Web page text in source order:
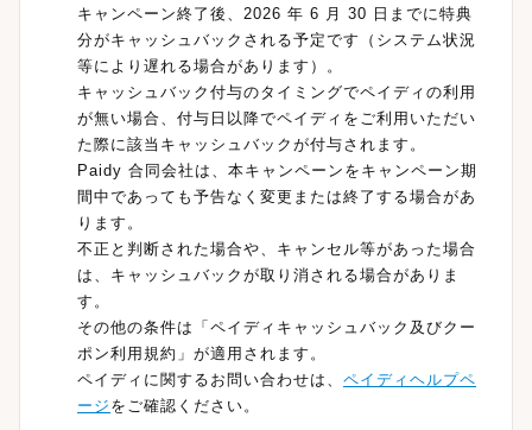
キャンペーン終了後、2026 年 6 月 30 日までに特典
分がキャッシュバックされる予定です（システム状況
等により遅れる場合があります）。
キャッシュバック付与のタイミングでペイディの利用
が無い場合、付与日以降でペイディをご利用いただい
た際に該当キャッシュバックが付与されます。
Paidy 合同会社は、本キャンペーンをキャンペーン期
間中であっても予告なく変更または終了する場合があ
ります。
不正と判断された場合や、キャンセル等があった場合
は、キャッシュバックが取り消される場合がありま
す。
その他の条件は「ペイディキャッシュバック及びクー
ポン利用規約」が適用されます。
ペイディに関するお問い合わせは、 ペイディヘルプペ
ージ をご確認ください。